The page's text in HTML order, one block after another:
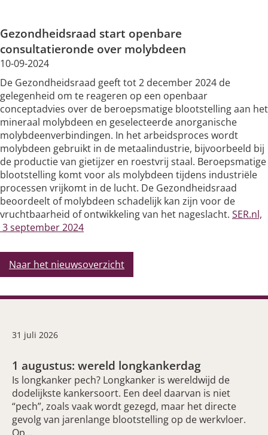
Very Brief Work Advice
Bestellen informatiemateriaal
Gezondheidsraad start openbare
consultatieronde over molybdeen
10-09-2024
De Gezondheidsraad geeft tot 2 december 2024 de
gelegenheid om te reageren op een openbaar
conceptadvies over de beroepsmatige blootstelling aan het
mineraal molybdeen en geselecteerde anorganische
molybdeenverbindingen. In het arbeidsproces wordt
molybdeen gebruikt in de metaalindustrie, bijvoorbeeld bij
de productie van gietijzer en roestvrij staal. Beroepsmatige
blootstelling komt voor als molybdeen tijdens industriële
processen vrijkomt in de lucht. De Gezondheidsraad
beoordeelt of molybdeen schadelijk kan zijn voor de
vruchtbaarheid of ontwikkeling van het nageslacht. SER.nl,
3 september 2024
Naar het nieuwsoverzicht
31 juli 2026
1 augustus: wereld longkankerdag
Is longkanker pech? Longkanker is wereldwijd de
dodelijkste kankersoort. Een deel daarvan is niet
“pech”, zoals vaak wordt gezegd, maar het directe
gevolg van jarenlange blootstelling op de werkvloer.